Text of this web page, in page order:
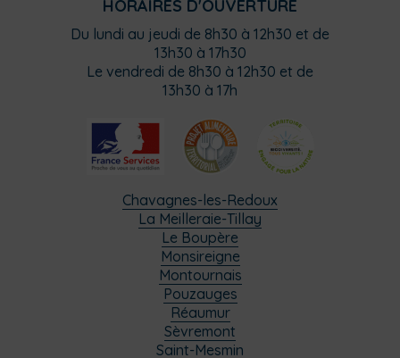
HORAIRES D'OUVERTURE
Du lundi au jeudi de 8h30 à 12h30 et de
13h30 à 17h30
Le vendredi de 8h30 à 12h30 et de
13h30 à 17h
Chavagnes-les-Redoux
La Meilleraie-Tillay
Le Boupère
Monsireigne
Montournais
Pouzauges
Réaumur
Sèvremont
Saint-Mesmin